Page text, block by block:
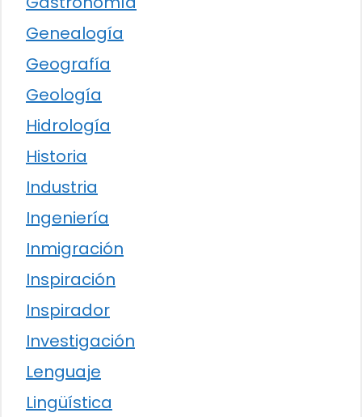
Genealogía
Geografía
Geología
Hidrología
Historia
Industria
Ingeniería
Inmigración
Inspiración
Inspirador
Investigación
Lenguaje
Lingüística